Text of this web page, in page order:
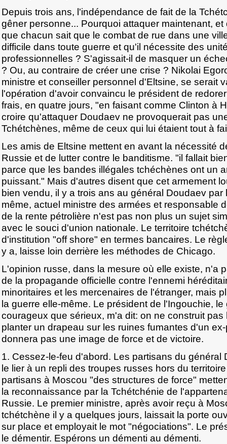
Depuis trois ans, l'indépendance de fait de la
gêner personne... Pourquoi attaquer maintenant,
que chacun sait que le combat de rue dans une
difficile dans toute guerre et qu'il nécessite des
professionnelles ? S'agissait-il de masquer un
? Ou, au contraire de créer une crise ? Nikolai
ministre et conseiller personnel d'Eltsine, se serait
l'opération d'avoir convaincu le président de
frais, en quatre jours, "en faisant comme Clinton à
croire qu'attaquer Doudaev ne provoquerait pas
Tchétchènes, même de ceux qui lui étaient tout à
Les amis de Eltsine mettent en avant la nécessité
Russie et de lutter contre le banditisme. "il fallait
parce que les bandes illégales tchéchènes ont un
puissant." Mais d'autres disent que cet armement
bien vendu, il y a trois ans au général Doudaev par
même, actuel ministre des armées et responsable
de la rente pétrolière n'est pas non plus un sujet
avec le souci d'union nationale. Le territoire
d'institution "off shore" en termes bancaires. Le
y a, laisse loin derrière les méthodes de Chicago.
L'opinion russe, dans la mesure où elle existe, n'a
de la propagande officielle contre l'ennemi
minoritaires et les mercenaires de l'étranger, mais
la guerre elle-même. Le président de l'Ingouchie,
courageux que sérieux, m'a dit: on ne construit pas
planter un drapeau sur les ruines fumantes d'un
donnera pas une image de force et de victoire.
1. Cessez-le-feu d'abord. Les partisans du général
le lier à un repli des troupes russes hors du
partisans à Moscou "des structures de force"
la reconnaissance par la Tchétchénie de
Russie. Le premier ministre, après avoir reçu à
tchétchène il y a quelques jours, laissait la porte
sur place et employait le mot "négociations". Le
le démentir. Espérons un démenti au démenti.